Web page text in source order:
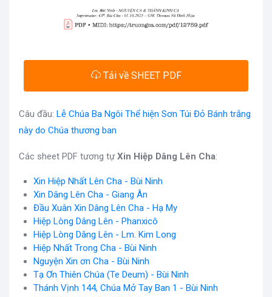
Tải về SHEET PDF
Câu đầu: Lễ Chúa Ba Ngôi Thể hiện Sơn Túi Đỏ Bánh trắng
này do Chúa thương ban
Các sheet PDF tương tựXin Hiệp Dâng Lên Cha:
Xin Hiệp Nhất Lên Cha - Bùi Ninh
Xin Dâng Lên Cha - Giang Ân
Đầu Xuân Xin Dâng Lên Cha - Hạ My
Hiệp Lòng Dâng Lên - Phanxicô
Hiệp Lòng Dâng Lên - Lm. Kim Long
Hiệp Nhất Trong Cha - Bùi Ninh
Nguyện Xin ơn Cha - Bùi Ninh
Tạ Ơn Thiên Chúa (Te Deum) - Bùi Ninh
Thánh Vịnh 144, Chúa Mở Tay Ban 1 - Bùi Ninh